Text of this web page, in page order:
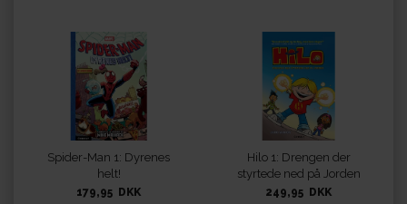
Spider-Man 1: Dyrenes
helt!
179,95 DKK
Hilo 1: Drengen der
styrtede ned på Jorden
249,95 DKK